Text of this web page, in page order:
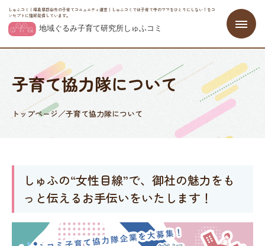
しゅふコミ｜福島県郡山市の子育てコニュニティ運営｜しゅふコミでは子育て中のママをひとりにしない！をコ
ンセプトに情報発信しています。
子育て協力隊について
トップページ／子育て協力隊について
しゅふの“女性目線”で、御社の魅力をも
っと伝えるお手伝いをいたします！